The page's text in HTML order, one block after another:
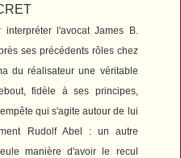
l'avocat James B.
ses précédents rôles chez
du réalisateur une véritable
fidèle à ses principes,
qui s'agite autour de lui
Rudolf Abel : un autre
manière d'avoir le recul